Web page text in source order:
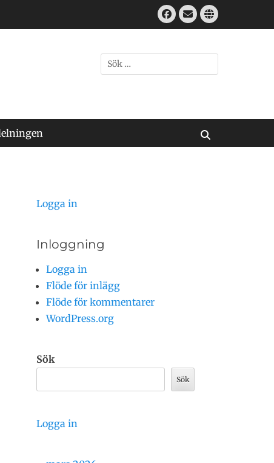
Facebook
E-
mail
Webbplats
Sök
efter:
Logga in
Inloggning
Logga in
Flöde för inlägg
Flöde för kommentarer
WordPress.org
Sök
Sök
Logga in